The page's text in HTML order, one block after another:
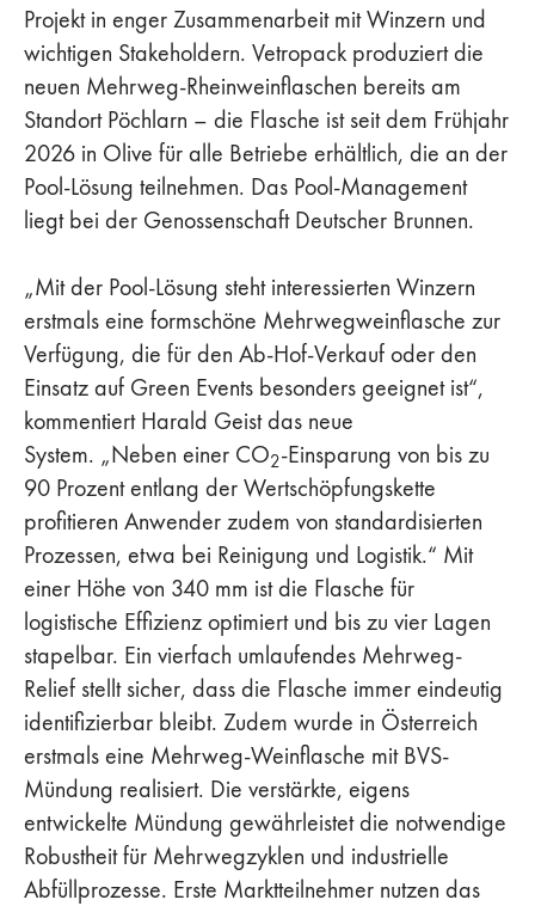
Projekt in enger Zusammenarbeit mit Winzern und
wichtigen Stakeholdern. Vetropack produziert die
neuen Mehrweg-Rheinweinflaschen bereits am
Standort Pöchlarn – die Flasche ist seit dem Frühjahr
2026 in Olive für alle Betriebe erhältlich, die an der
Pool-Lösung teilnehmen. Das Pool-Management
liegt bei der Genossenschaft Deutscher Brunnen.
„Mit der Pool-Lösung steht interessierten Winzern
erstmals eine formschöne Mehrwegweinflasche zur
Verfügung, die für den Ab-Hof-Verkauf oder den
Einsatz auf Green Events besonders geeignet ist“,
kommentiert Harald Geist das neue
System. „Neben einer CO2-Einsparung von bis zu
90 Prozent entlang der Wertschöpfungskette
profitieren Anwender zudem von standardisierten
Prozessen, etwa bei Reinigung und Logistik.“ Mit
einer Höhe von 340 mm ist die Flasche für
logistische Effizienz optimiert und bis zu vier Lagen
stapelbar. Ein vierfach umlaufendes Mehrweg-
Relief stellt sicher, dass die Flasche immer eindeutig
identifizierbar bleibt. Zudem wurde in Österreich
erstmals eine Mehrweg-Weinflasche mit BVS-
Mündung realisiert. Die verstärkte, eigens
entwickelte Mündung gewährleistet die notwendige
Robustheit für Mehrwegzyklen und industrielle
Abfüllprozesse. Erste Marktteilnehmer nutzen das